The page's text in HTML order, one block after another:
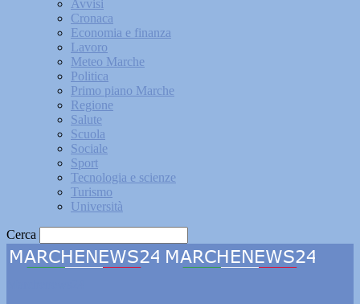
Avvisi
Cronaca
Economia e finanza
Lavoro
Meteo Marche
Politica
Primo piano Marche
Regione
Salute
Scuola
Sociale
Sport
Tecnologia e scienze
Turismo
Università
Cerca